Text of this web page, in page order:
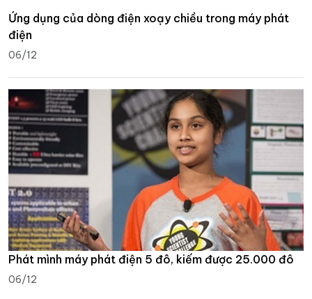
Ứng dụng của dòng điện xoạy chiều trong máy phát
điện
06/12
Phát mình máy phát điện 5 đô, kiếm được 25.000 đô
06/12